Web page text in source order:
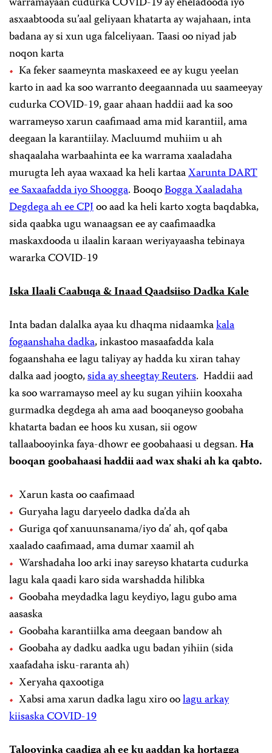
asxaabtooda su’aal geliyaan khatarta ay wajahaan, inta
badana ay si xun uga falceliyaan. Taasi oo niyad jab
noqon karta
Ka feker saameynta maskaxeed ee ay kugu yeelan
karto in aad ka soo warranto deegaannada uu saameeyay
cudurka COVID-19, gaar ahaan haddii aad ka soo
warrameyso xarun caafimaad ama mid karantiil, ama
deegaan la karantiilay. Macluumd muhiim u ah
shaqaalaha warbaahinta ee ka warrama xaaladaha
murugta leh ayaa waxaad ka heli kartaaXarunta DART
ee Saxaafadda iyo Shoogga. BooqoBogga Xaaladaha
Degdega ah ee CPJoo aad ka heli karto xogta baqdabka,
sida qaabka ugu wanaagsan ee ay caafimaadka
maskaxdooda u ilaalin karaan weriyayaasha tebinaya
wararka COVID-19
Iska Ilaali Caabuqa & Inaad Qaadsiiso Dadka Kale
Inta badan dalalka ayaa ku dhaqma nidaamkakala
fogaanshaha dadka, inkastoo masaafadda kala
fogaanshaha ee lagu taliyay ay hadda ku xiran tahay
dalka aad joogto,sida ay sheegtay Reuters. Haddii aad
ka soo warramayso meel ay ku sugan yihiin kooxaha
gurmadka degdega ah ama aad booqaneyso goobaha
khatarta badan ee hoos ku xusan, sii ogow
tallaabooyinka faya-dhowr ee goobahaasi u degsan.Ha
booqan goobahaasi haddii aad wax shaki ah ka qabto.
Xarun kasta oo caafimaad
Guryaha lagu daryeelo dadka da’da ah
Guriga qof xanuunsanama/iyo da’ ah, qof qaba
xaalado caafimaad, ama dumar xaamil ah
Warshadaha loo arki inay sareyso khatarta cudurka
lagu kala qaadi karo sida warshadda hilibka
Goobaha meydadka lagu keydiyo, lagu gubo ama
aasaska
Goobaha karantiilka ama deegaan bandow ah
Goobaha ay dadku aadka ugu badan yihiin (sida
xaafadaha isku-raranta ah)
Xeryaha qaxootiga
Xabsi ama xarun dadka lagu xiro oolagu arkay
kiisaska COVID-19